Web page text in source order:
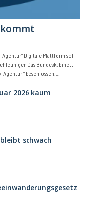
Agentur“ Digitale Plattform soll
Das Bundeskabinett
“ beschlossen....
2026 kaum
schwach